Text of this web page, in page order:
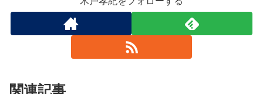
関連記事